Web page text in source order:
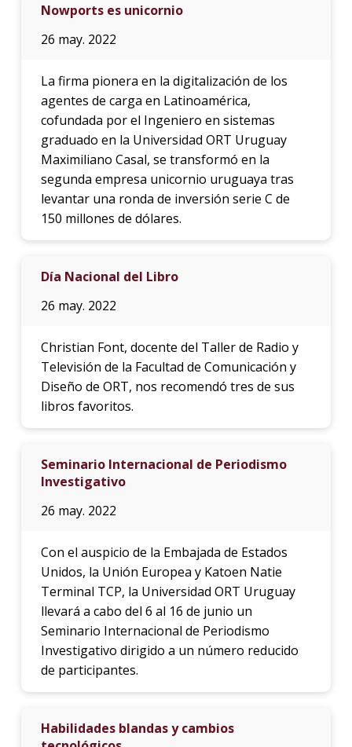
Nowports es unicornio
26 may. 2022
La firma pionera en la digitalización de los
agentes de carga en Latinoamérica,
cofundada por el Ingeniero en sistemas
graduado en la Universidad ORT Uruguay
Maximiliano Casal, se transformó en la
segunda empresa unicornio uruguaya tras
levantar una ronda de inversión serie C de
150 millones de dólares.
Día Nacional del Libro
26 may. 2022
Christian Font, docente del Taller de Radio y
Televisión de la Facultad de Comunicación y
Diseño de ORT, nos recomendó tres de sus
libros favoritos.
Seminario Internacional de Periodismo
Investigativo
26 may. 2022
Con el auspicio de la Embajada de Estados
Unidos, la Unión Europea y Katoen Natie
Terminal TCP, la Universidad ORT Uruguay
llevará a cabo del 6 al 16 de junio un
Seminario Internacional de Periodismo
Investigativo dirigido a un número reducido
de participantes.
Habilidades blandas y cambios